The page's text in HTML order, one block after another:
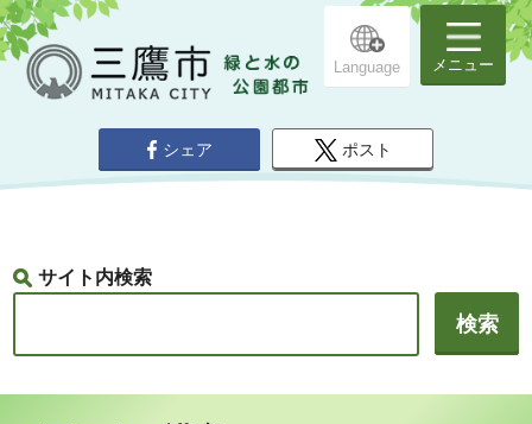
Language メニュー
シェア ポスト
サイト内検索